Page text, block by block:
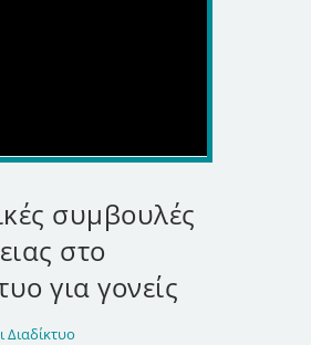
συμβουλές
στο
για γονείς
Διαδίκτυο